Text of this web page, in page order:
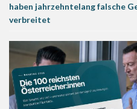
haben jahrzehntelang falsche
verbreitet